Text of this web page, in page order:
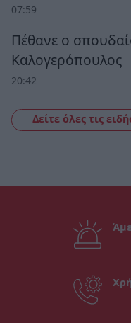
07:59
Πέθανε ο
Καλογερόπουλος
20:42
Δείτε όλες τις